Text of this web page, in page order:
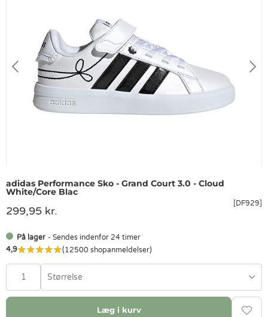
adidas Performance Sko - Grand Court 3.0 - Cloud
White/Core Blac
[DF929]
299,95 kr.
På lager - Sendes indenfor 24 timer
4,9
(12500 shopanmeldelser)
Størrelse
Læg i kurv